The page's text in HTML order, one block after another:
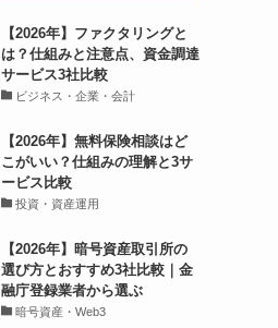
【2026年】ファクタリングと
は？仕組みと注意点、資金調達
サービス3社比較
ビジネス・企業・会計
【2026年】無料保険相談はど
こがいい？仕組みの理解と3サ
ービス比較
投資・資産運用
【2026年】暗号資産取引所の
選び方とおすすめ3社比較｜金
融庁登録業者から選ぶ
暗号資産・Web3